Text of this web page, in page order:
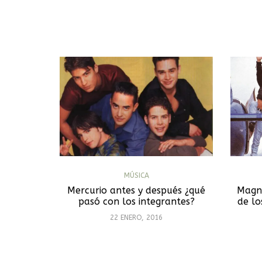
MÚSICA
Mercurio antes y después ¿qué
pasó con los integrantes?
22 ENERO, 2016
de